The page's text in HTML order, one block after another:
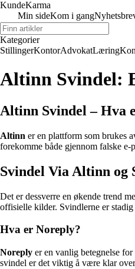
KundeKarma
Min sideKom i gang
Kategorier
StillingerKontorAdvokatLæring
Altinn Svindel:
Altinn Svindel – Hva
Altinn er en plattform som brukes
forekomme både gjennom falske
Svindel Via Altinn og
Det er dessverre en økende trend
offisielle kilder. Svindlerne er
Hva er Noreply?
Noreply er en vanlig betegnelse
svindel er det viktig å være klar